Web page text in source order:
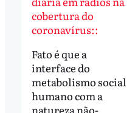
cobertura do
coronavírus::
Fato é que a
interface do
metabolismo social
humano com a
natureza não-